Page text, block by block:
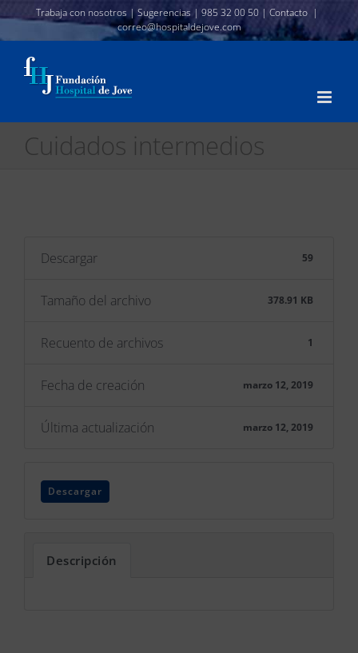
content
Trabaja con nosotros | Sugerencias | 985 32 00 50| Contacto |
correo@hospitaldejove.com
Cuidados intermedios
Descargar 59
Tamaño del archivo 378.91 KB
Recuento de archivos 1
Fecha de creación marzo 12, 2019
Última actualización marzo 12, 2019
Descargar
Descripción